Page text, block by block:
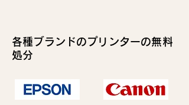
各種ブランドのプリンターの無料
処分